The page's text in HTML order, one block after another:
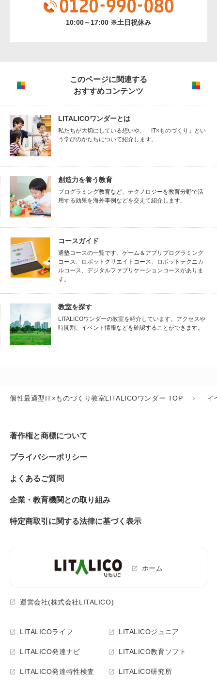
10:00～17:00 ※土日祝休み
このページに関連する
おすすめコンテンツ
LITALICOワンダーとは
私たちが大切にしている想いや、「IT×ものづくり」とい
う学びのかたちについて紹介します。
創造力を養う教育
プログラミング教育など、テクノロジーを教育分野で活
用する効果を海外事例などを交えて紹介します。
コースガイド
通塾コースの一覧です。ゲーム＆アプリプログラミング
コース、ロボットクリエイトコース、ロボットテクニカ
ルコース、デジタルファブリケーションコースがありま
す。
教室を探す
LITALICOワンダーの教室を紹介しています。アクセスや
時間割、イベント情報などを確認することができます。
個性最適型IT×ものづくり教室LITALICOワンダー TOP イ
著作権と商標について
プライバシーポリシー
よくあるご質問
企業・教育機関との取り組み
特定商取引に関する法律に基づく表示
ホーム
運営会社(株式会社LITALICO)
LITALICOライフ LITALICOジュニア
LITALICO発達ナビ LITALICO教育ソフト
LITALICO発達特性検査 LITALICO研究所